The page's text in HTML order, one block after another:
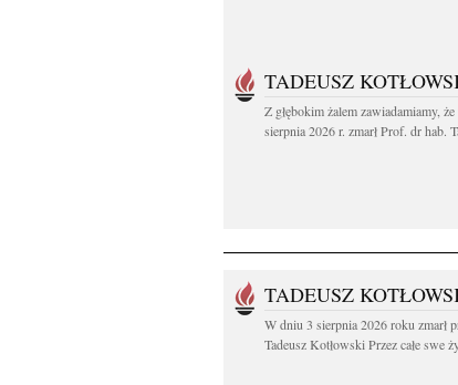
TADEUSZ
Z głębokim żalem zawiadamiamy,
sierpnia 2026 r. zmarł Prof. dr hab.
TADEUSZ
W dniu 3 sierpnia 2026 roku zmarł
Tadeusz Kotłowski Przez całe swe